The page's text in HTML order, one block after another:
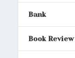
Bank
Book Review